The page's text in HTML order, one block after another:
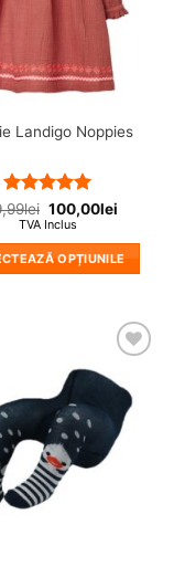
pagina
produsului.
Landigo Noppies
Evaluat la
din 5
lei 100,00lei
TVA Inclus
OPȚIUNILE
multe
variații.
Opțiunile
pot
fi
alese
Adauga
wishlist!